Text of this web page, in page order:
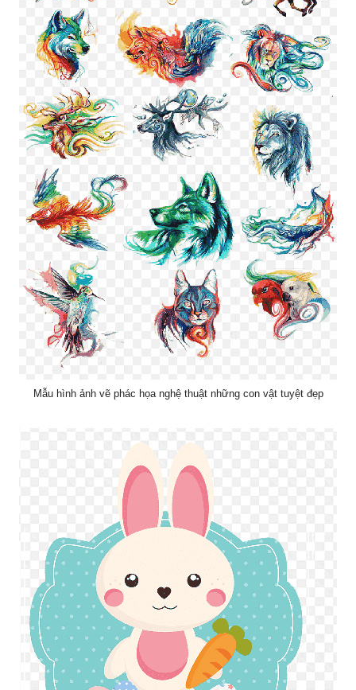
Mẫu hình ảnh vẽ phác họa nghệ thuật những con vật tuyệt đẹp